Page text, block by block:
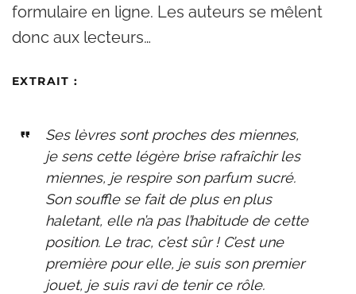
formulaire en ligne. Les auteurs se mêlent
donc aux lecteurs…
EXTRAIT :
Ses lèvres sont proches des miennes,
je sens cette légère brise rafraîchir les
miennes, je respire son parfum sucré.
Son souffle se fait de plus en plus
haletant, elle n’a pas l’habitude de cette
position. Le trac, c’est sûr ! C’est une
première pour elle, je suis son premier
jouet, je suis ravi de tenir ce rôle.